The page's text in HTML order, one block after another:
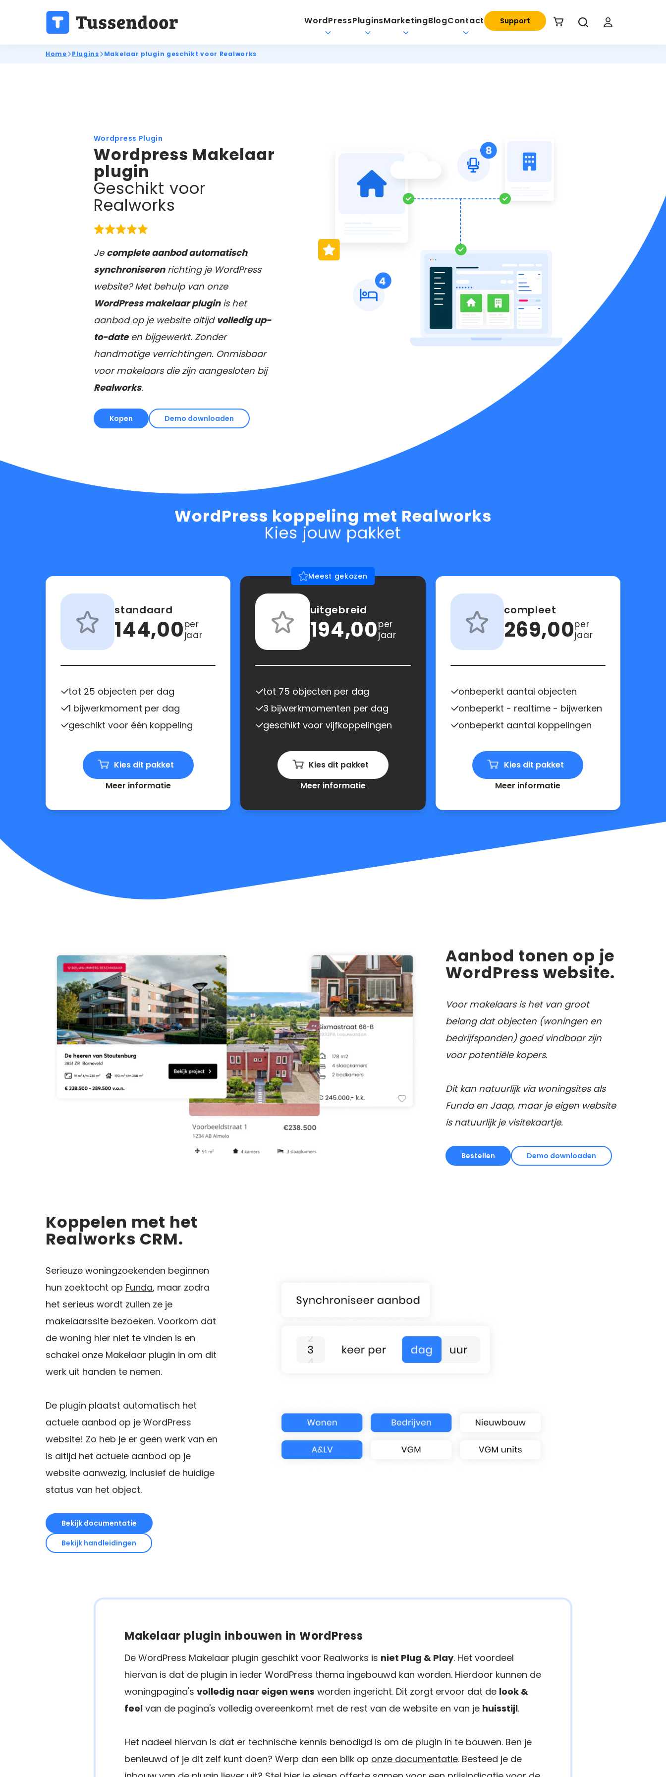
WordPressPluginsMarketingBlogContact Support
Home Plugins Makelaar plugin geschikt voor Realworks
Wordpress Plugin
Wordpress Makelaar
plugin
Geschikt voor
Realworks
Je complete aanbod automatisch
synchroniserenrichting je WordPress
website? Met behulp van onze
WordPress makelaar pluginis het
aanbod op je website altijd volledig up-
to-dateen bijgewerkt. Zonder
handmatige verrichtingen. Onmisbaar
voor makelaars die zijn aangesloten bij
Realworks.
Kopen Demo downloaden
WordPress koppeling met Realworks
Kies jouw pakket
standaard
144,00per
jaar
tot 25 objecten per dag
1 bijwerkmoment per dag
geschikt voor één koppeling
Kies dit pakket
Meer informatie
Meest gekozen
uitgebreid
194,00per
jaar
tot 75 objecten per dag
3 bijwerkmomenten per dag
geschikt voor vijfkoppelingen
Kies dit pakket
Meer informatie
compleet
269,00per
jaar
onbeperkt aantal objecten
onbeperkt - realtime - bijwerken
onbeperkt aantal koppelingen
Kies dit pakket
Meer informatie
Aanbod tonen op je
WordPress website.
Voor makelaars is het van groot
belang dat objecten (woningen en
bedrijfspanden) goed vindbaar zijn
voor potentiële kopers.
Dit kan natuurlijk via woningsites als
Funda en Jaap, maar je eigen website
is natuurlijk je visitekaartje.
Bestellen Demo downloaden
Koppelen met het
Realworks CRM.
Serieuze woningzoekenden beginnen
hun zoektocht op Funda, maar zodra
het serieus wordt zullen ze je
makelaarssite bezoeken. Voorkom dat
de woning hier niet te vinden is en
schakel onze Makelaar plugin in om dit
werk uit handen te nemen.
De plugin plaatst automatisch het
actuele aanbod op je WordPress
website! Zo heb je er geen werk van en
is altijd het actuele aanbod op je
website aanwezig, inclusief de huidige
status van het object.
Bekijk documentatie
Bekijk handleidingen
Makelaar plugin inbouwen in WordPress
De WordPress Makelaar plugin geschikt voor Realworks is niet Plug & Play. Het voordeel
hiervan is dat de plugin in ieder WordPress thema ingebouwd kan worden. Hierdoor kunnen de
woningpagina's volledig naar eigen wens worden ingericht. Dit zorgt ervoor dat de look &
feelvan de pagina's volledig overeenkomt met de rest van de website en van je huisstijl.
Het nadeel hiervan is dat er technische kennis benodigd is om de plugin in te bouwen. Ben je
benieuwd of je dit zelf kunt doen? Werp dan een blik op onze documentatie. Besteed je de